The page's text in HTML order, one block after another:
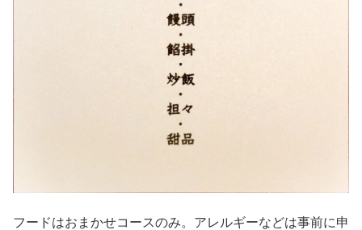
フードはおまかせコースのみ。アレルギーなどは事前に申